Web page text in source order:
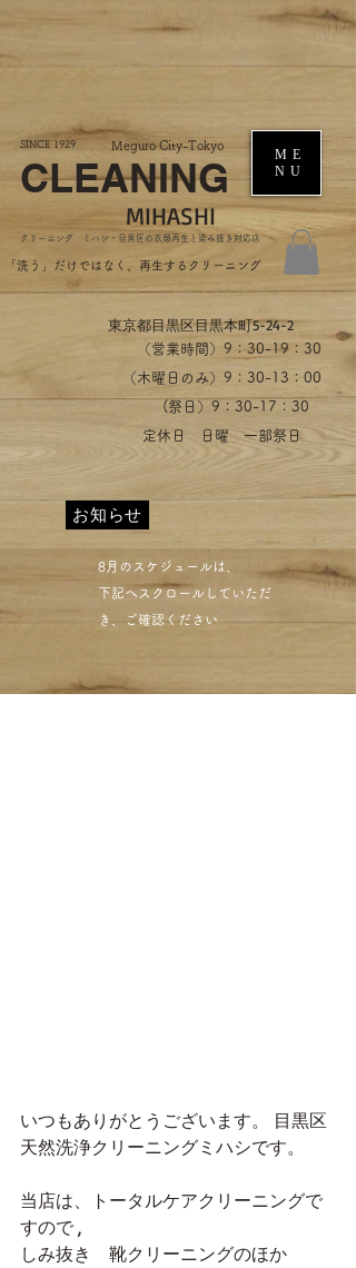
SINCE 1929
CLEANING
Meguro City-Tokyo
MIHASHI
​クリーニング ミハシ・目黒区の衣類再生と染み抜き対応店
ME
NU
​東京都目黒区目黒本町5-24-2
（営業時間）​9：30-19：30
（木曜日のみ）9：30-13：00
​(祭日）9：30-17：30
​定休日 日曜 一部祭日
お知らせ
​8月のスケジュールは、
下記へスクロールしていただ
き、ご確認ください​
​「洗う」だけではなく、再生するクリーニング
いつもありがとうございます。 目黒区
天然洗浄クリーニングミハシです。
当店は、トータルケアクリーニングで
すので ,
しみ抜き　靴クリーニングのほか